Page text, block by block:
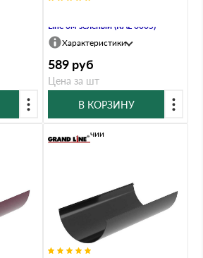
Line 3м зелёный (RAL 6005)
Характеристики
589 руб
Цена за шт
В КОРЗИНУ
В наличии